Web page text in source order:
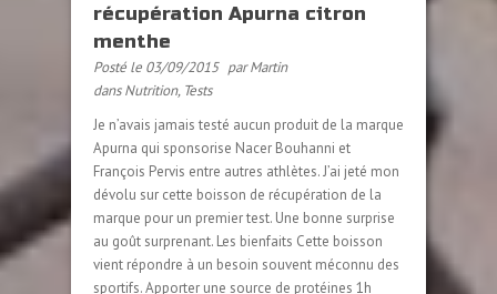
récupération Apurna citron
menthe
Posté le 03/09/2015 par Martin
dansNutrition, Tests
Je n’avais jamais testé aucun produit de la marque
Apurna qui sponsorise Nacer Bouhanni et
François Pervis entre autres athlètes. J’ai jeté mon
dévolu sur cette boisson de récupération de la
marque pour un premier test. Une bonne surprise
au goût surprenant. Les bienfaits Cette boisson
vient répondre à un besoin souvent méconnu des
sportifs. Apporter une source de protéines 1h